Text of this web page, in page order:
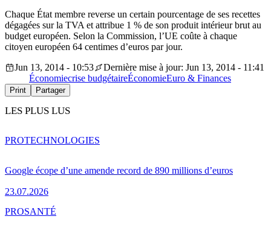
Chaque État membre reverse un certain pourcentage de ses recettes
dégagées sur la TVA et attribue 1 % de son produit intérieur brut au
budget européen. Selon la Commission, l’UE coûte à chaque
citoyen européen 64 centimes d’euros par jour.
Jun 13, 2014 - 10:53
Dernière mise à jour: Jun 13, 2014 - 11:41
Économiecrise budgétaireÉconomieEuro & Finances
Print Partager
LES PLUS LUS
Google écope d’une amende record de 890 millions d’euros
23.07.2026
PROTECHNOLOGIES
PROSANTÉ